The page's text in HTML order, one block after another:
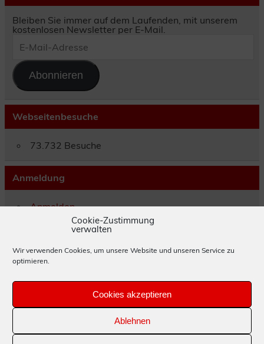
Cookie-Zustimmung
verwalten
Wir verwenden Cookies, um unsere Website und unseren Service zu
optimieren.
Cookies akzeptieren
Ablehnen
Bleiben Sie immer auf dem Laufenden, mit unserem
kostenlosen Newsletter per E-Mail.
Mail-
Abonnieren
Webseitenbesuche
73.732 Besuche
Anmeldung
Anmelden
Eintrags-Feed
Kommentar-Feed
WordPress.org
Impressum
Datenschutzerklärung